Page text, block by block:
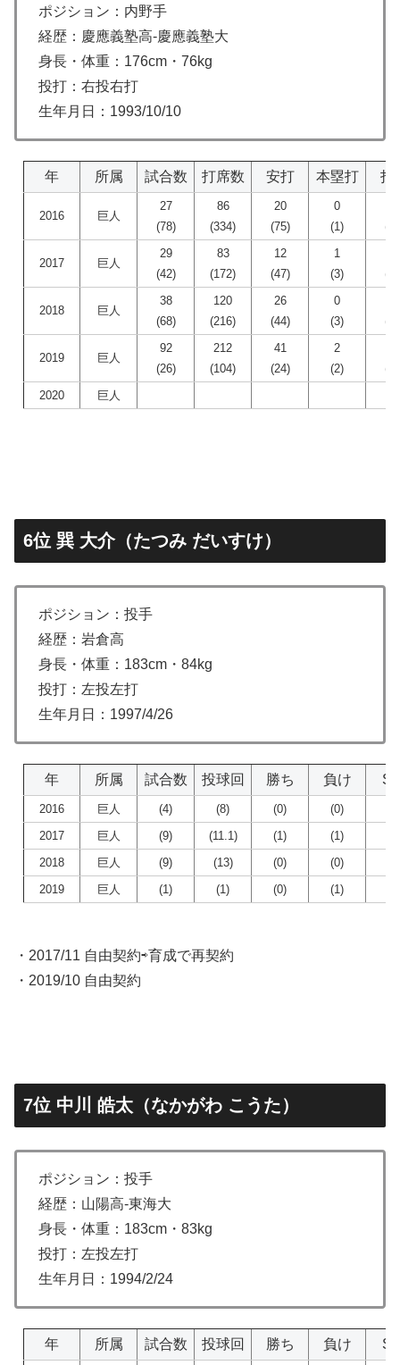
ポジション：内野手
経歴：慶應義塾高-慶應義塾大
身長・体重：176cm・76kg
投打：右投右打
生年月日：1993/10/10
年 所属 試合数 打席数 安打 本塁打 打
2016 巨人
27
(78)
86
(334)
20
(75)
0
(1)
2017 巨人
29
(42)
83
(172)
12
(47)
1
(3)
2018 巨人
38
(68)
120
(216)
26
(44)
0
(3)
2019 巨人
92
(26)
212
(104)
41
(24)
2
(2)
2020
巨人
6位 巽 大介（たつみ だいすけ）
ポジション：投手
経歴：岩倉高
身長・体重：183cm・84kg
投打：左投左打
生年月日：1997/4/26
年 所属 試合数 投球回 勝ち 負け S
2016 巨人 (4) (8) (0) (0)
2017
巨人 (9) (11.1) (1) (1)
2018
巨人 (9) (13) (0) (0)
2019
巨人 (1) (1) (0) (1)
・2017/11 自由契約⇨育成で再契約
・2019/10 自由契約
7位 中川 皓太（なかがわ こうた）
ポジション：投手
経歴：山陽高-東海大
身長・体重：183cm・83kg
投打：左投左打
生年月日：1994/2/24
年 所属 試合数 投球回 勝ち 負け S